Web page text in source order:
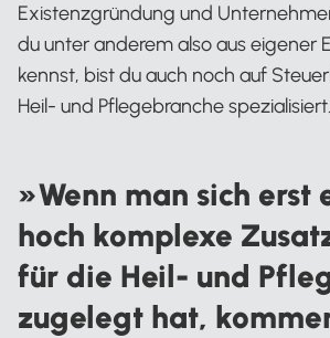
Existenzgründung und
du unter anderem also aus eigener
kennst, bist du auch noch auf
Heil- und Pflegebranche spezialisiert.
»Wenn man sich erst
hoch komplexe
für die Heil- und
zugelegt hat,